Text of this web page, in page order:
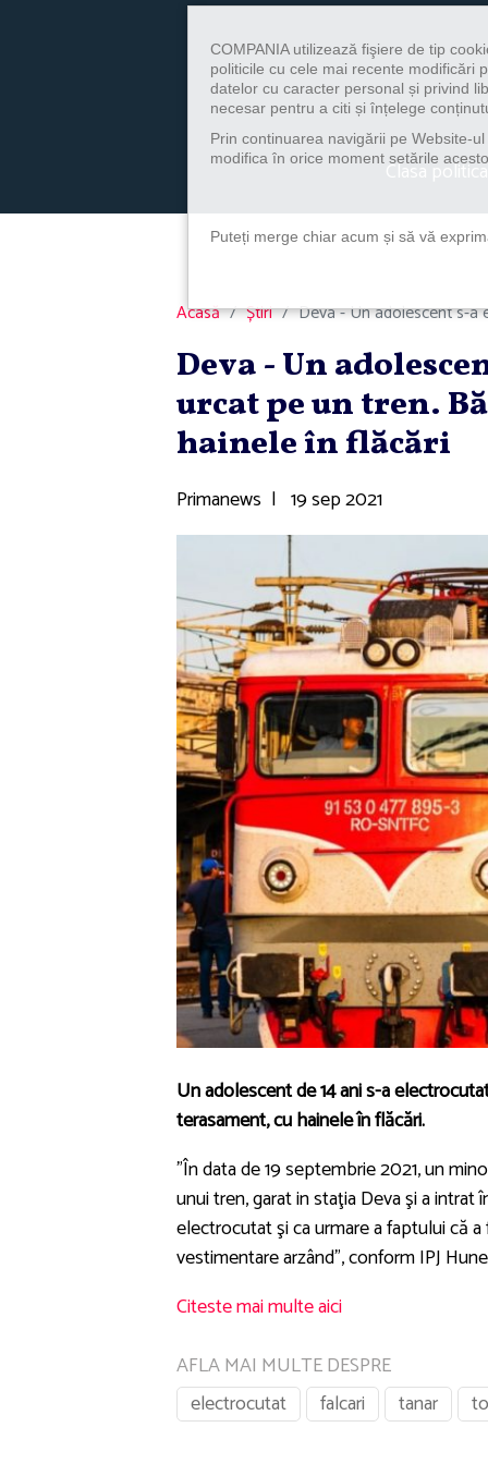
Clasa politica
Acasă Știri Deva - Un adolescent s-a
Deva - Un
urcat pe un tren.
hainele în flăcări
Primanews | 19 sep 2021
Un adolescent de 14 ani s-a
terasament, cu hainele în flăcări.
”În data de 19 septembrie 2021, un
unui tren, garat in staţia Deva şi a
electrocutat şi ca urmare a faptului că
vestimentare arzând”, conform IPJ
Citeste mai multe aici
AFLA MAI MULTE DESPRE
electrocutat
falcari tanar
COMPANIA utilizează fişiere de tip
politicile cu cele mai recente modificări
datelor cu caracter personal și privind
necesar pentru a citi și înțelege
Prin continuarea navigării pe Website-
modifica în orice moment setările
Puteți merge chiar acum și să vă